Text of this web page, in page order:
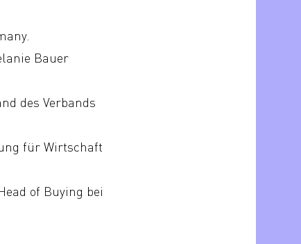
Bauer
des Verbands
für Wirtschaft
of Buying bei